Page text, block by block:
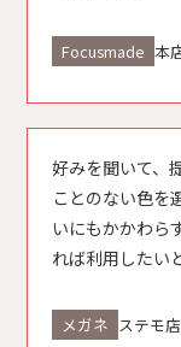
あびこ店
Focusmade 本
好みを聞いて、
ことのない色を
いにもかかわら
れば利用したい
メガネ ステモ店